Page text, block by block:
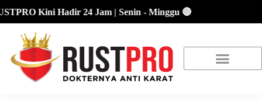
Kini Hadir 24 Jam | Senin - Minggu 🔴